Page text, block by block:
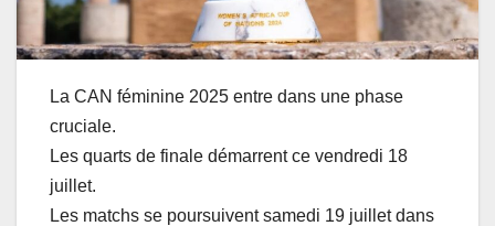
La CAN féminine 2025 entre dans une phase
cruciale.
Les quarts de finale démarrent ce vendredi 18
juillet.
Les matchs se poursuivent samedi 19 juillet dans